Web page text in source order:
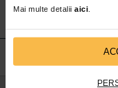
Mai multe detalii aici